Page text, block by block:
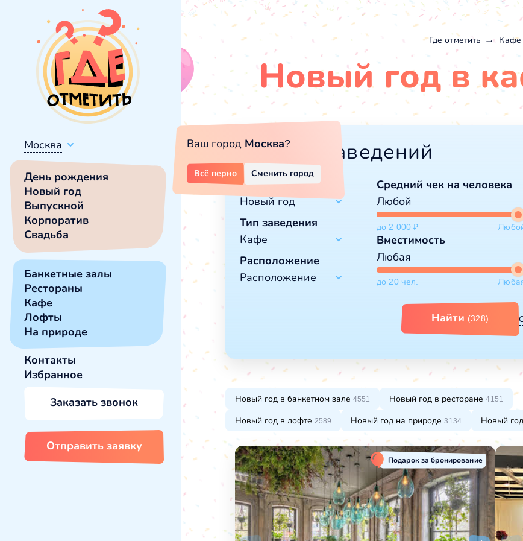
Москва
День рождения
Новый год
Выпускной
Корпоратив
Свадьба
Банкетные залы
Рестораны
Кафе
Лофты
На природе
Контакты
Избранное
Заказать звонок
Отправить заявку
Где отметить Кафе
Новый год в
Фильтр заведений
Мероприятие
Новый год
Свадьба
Новый год
День рождения
Выпускной
Корпоратив
Тип заведения
Кафе
Рестораны
Кафе
Расположение
Расположение
В горах
В городе
Средний чек на человека
Любой
до 2 000 ₽
Вместимость
Любая
до 20 чел.
Найти (328)
Новый год в банкетном зале 4551 Новый год в ресторане 4151
Новый год в лофте 2589 Новый год на природе 3134 Новый год
Подарок за бронирование
Ваш город Москва?
Всё верно Сменить город